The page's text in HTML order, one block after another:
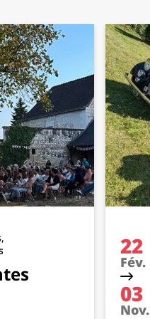
22
Fév.
03
Nov.